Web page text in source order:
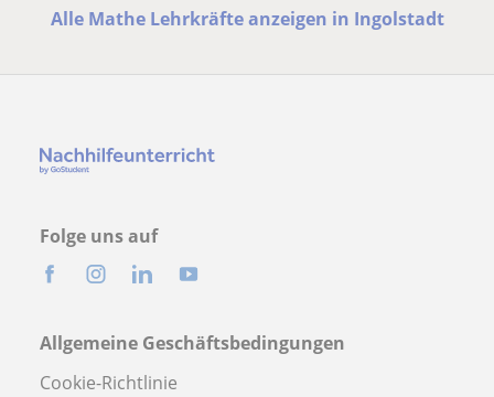
Alle Mathe Lehrkräfte anzeigen in Ingolstadt
Folge uns auf
Allgemeine Geschäftsbedingungen
Cookie-Richtlinie